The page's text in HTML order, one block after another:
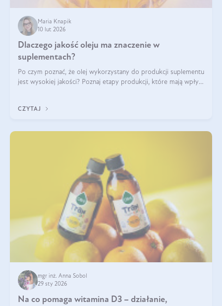
Maria Knapik
10 lut 2026
Dlaczego jakość oleju ma znaczenie w
suplementach?
Po czym poznać, że olej wykorzystany do produkcji suplementu
jest wysokiej jakości? Poznaj etapy produkcji, które mają wpływ
CZYTAJ
mgr inż. Anna Sobol
29 sty 2026
Na co pomaga witamina D3 – działanie,